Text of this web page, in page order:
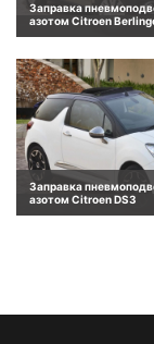
Заправка
азотом Citroen
Заправка
азотом Citroen DS3